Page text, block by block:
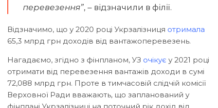
перевезення”, – відзначили в філії.
Відзначимо, що у 2020 році Укрзалізниця отримала
65,3 млрд грн доходів від вантажоперевезень.
Нагадаємо, згідно з фінпланом, УЗ очікує у 2021 році
отримати від перевезення вантажів доходи в сумі
72,088 млрд грн. Проте в тимчасовій слідчій комісії
Верховної Ради вважають, що запланований у